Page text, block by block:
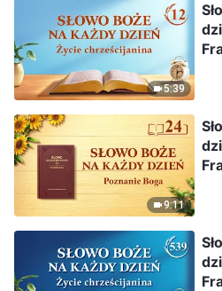
5:39
9:11